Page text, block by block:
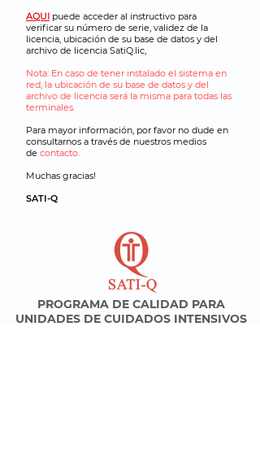
AQUI puede acceder al instructivo para
verificar su número de serie, validez de la
licencia, ubicación de su base de datos y del
archivo de licencia SatiQ.lic,
Nota: En caso de tener instalado el sistema en
red, la ubicación de su base de datos y del
archivo de licencia será la misma para todas las
terminales.
Para mayor información, por favor no dude en
consultarnos a través de nuestros medios
de contacto.
Muchas gracias!
SATI-Q
PROGRAMA DE CALIDAD PARA
UNIDADES DE CUIDADOS INTENSIVOS